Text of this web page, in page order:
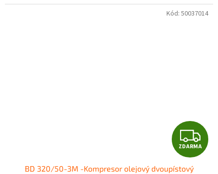
Z
D
ZDARMA
BD 320/50-3M -Kompresor olejový dvoupístový
Kód: 50037014